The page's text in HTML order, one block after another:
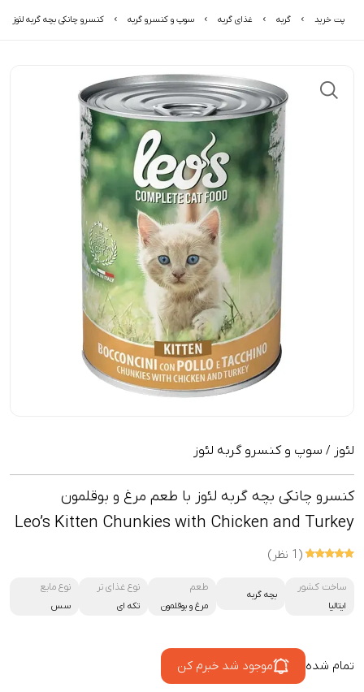
پت خرید گربه غذای گربه سوپ و کنسرو گربه کنسرو چانکی بچه گربه لئوز
لئوز / سوپ و کنسرو گربه لئوز
کنسرو چانکی بچه گربه لئوز با طعم مرغ و بوقلمون
Leo’s Kitten Chunkies with Chicken and Turkey
(1 نظر)
ساخت کشور
ایتالیا
بچه گربه
طعم
مرغ و بوقلمون
نوع غذای تر
تکه ای
نوع مایع
سس
تمام شده موجود شد خبرم کن